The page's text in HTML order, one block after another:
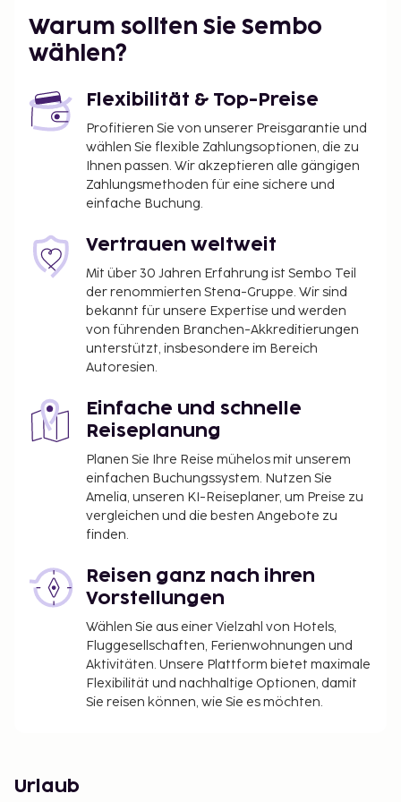
atemberaubende Ausblicke und die ferne
Christusstatue genießen können.
der Welt. Um dieses lebhafte Festival zu erleben,
besuchen Sie Rio im Februar, wenn der Karneval
stets 40 Tage vor Ostern stattfindet. Während der
vier Tage von Samstag bis Dienstag sind die Straßen
von Menschen aus aller Welt gefüllt, die das Fest
voller Samba, Musik, Federn und Glitzer bestaunen
um den prestigeträchtigen Preis „Campeã do
Carnaval“, und das gesamte Spektakel wird im
brasilianischen Fernsehen live übertragen. Ganz Rio
de Janeiro tanzt und feiert, und der Karneval ist ein
Erlebnis, das man mindestens einmal im Leben
erlebt haben sollte.
einer Metropole mit viel Sehenswertem. Besuchen
Sie den wunderschönen Ibirapuera Park, das große
Fußballstadion Arena Corinthians, die São Paulo
Kathedrale und das Kunstmuseum Museu de Arte de
São Paulo. Die Avenida Paulista, die bedeutendste
Einkaufsstraße, bietet zahlreiche Geschäfte und
Einkaufszentren, während der Mercado Municipal
Köstlichkeiten bekannt ist.
Der Amazonas-Regenwald
Eine Abwechslung zu Stränden, Karneval und
Einkaufsstraßen bietet der Amazonas-Regenwald
mit seinem faszinierenden Tier- und Pflanzenleben.
Der Amazonas ist der größte Regenwald der Welt
Papageien, Schildkröten, Echsen, Frösche,
Warum sollten Sie Sembo
wählen?
Flexibilität & Top-Preise
Profitieren Sie von unserer Preisgarantie und
wählen Sie flexible Zahlungsoptionen, die zu
Ihnen passen. Wir akzeptieren alle gängigen
Zahlungsmethoden für eine sichere und
einfache Buchung.
Vertrauen weltweit
Mit über 30 Jahren Erfahrung ist Sembo Teil
der renommierten Stena-Gruppe. Wir sind
bekannt für unsere Expertise und werden
von führenden Branchen-Akkreditierungen
unterstützt, insbesondere im Bereich
Autoresien.
Einfache und schnelle
Reiseplanung
Planen Sie Ihre Reise mühelos mit unserem
einfachen Buchungssystem. Nutzen Sie
Amelia, unseren KI-Reiseplaner, um Preise zu
vergleichen und die besten Angebote zu
finden.
Reisen ganz nach ihren
Vorstellungen
Wählen Sie aus einer Vielzahl von Hotels,
Fluggesellschaften, Ferienwohnungen und
Aktivitäten. Unsere Plattform bietet maximale
Flexibilität und nachhaltige Optionen, damit
Sie reisen können, wie Sie es möchten.
Urlaub